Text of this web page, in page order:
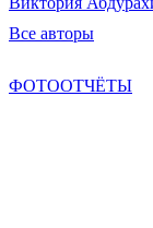
Все авторы
ФОТООТЧЁТЫ